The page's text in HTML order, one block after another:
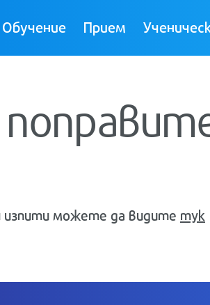
Обучение Прием
изпити можете да видите тук